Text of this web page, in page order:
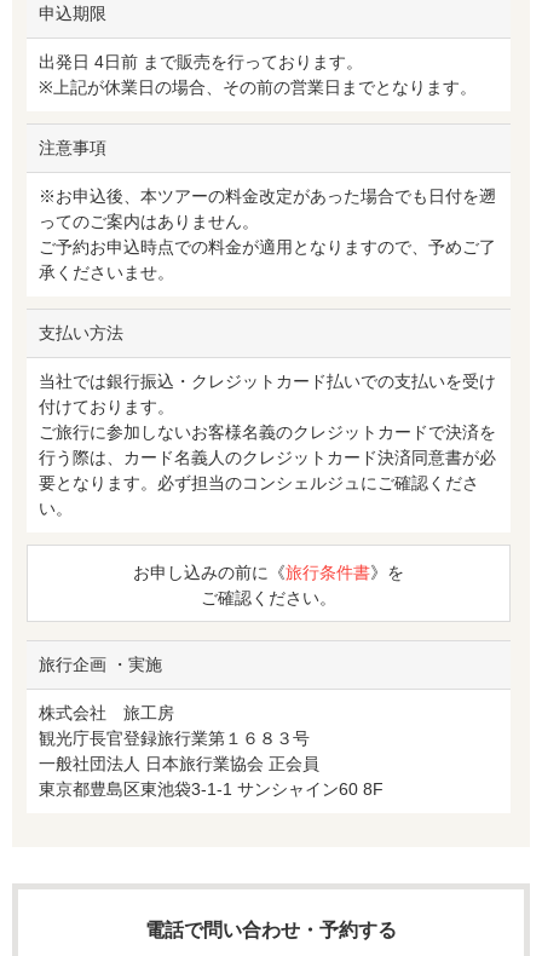
申込期限
出発日 4日前 まで販売を行っております。
※上記が休業日の場合、その前の営業日までとなります。
注意事項
※お申込後、本ツアーの料金改定があった場合でも日付を遡
ってのご案内はありません。
ご予約お申込時点での料金が適用となりますので、予めご了
承くださいませ。
支払い方法
当社では銀行振込・クレジットカード払いでの支払いを受け
付けております。
ご旅行に参加しないお客様名義のクレジットカードで決済を
行う際は、カード名義人のクレジットカード決済同意書が必
要となります。必ず担当のコンシェルジュにご確認くださ
い。
お申し込みの前に《旅行条件書》を
ご確認ください。
旅行企画 ・実施
株式会社 旅工房
観光庁長官登録旅行業第１６８３号
一般社団法人 日本旅行業協会 正会員
東京都豊島区東池袋3-1-1 サンシャイン60 8F
電話で問い合わせ・予約する